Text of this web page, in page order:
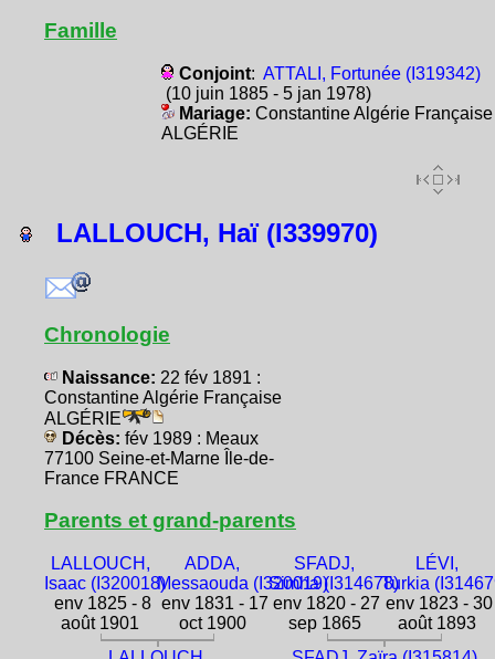
Famille
Conjoint: ATTALI, Fortunée (I319342)
(10 juin 1885 - 5 jan 1978)
Mariage: Constantine Algérie Française
ALGÉRIE
LALLOUCH, Haï (I339970)
Chronologie
Naissance: 22 fév 1891 :
Constantine Algérie Française
ALGÉRIE
Décès: fév 1989 : Meaux
77100 Seine-et-Marne Île-de-
France FRANCE
Parents et grand-parents
LALLOUCH,
Isaac (I320018)
env 1825 - 8
août 1901
ADDA,
Messaouda (I320019)
env 1831 - 17
oct 1900
SFADJ,
Simha (I314678)
env 1820 - 27
sep 1865
LÉVI,
Turkia
env 1823 - 30
août 1893